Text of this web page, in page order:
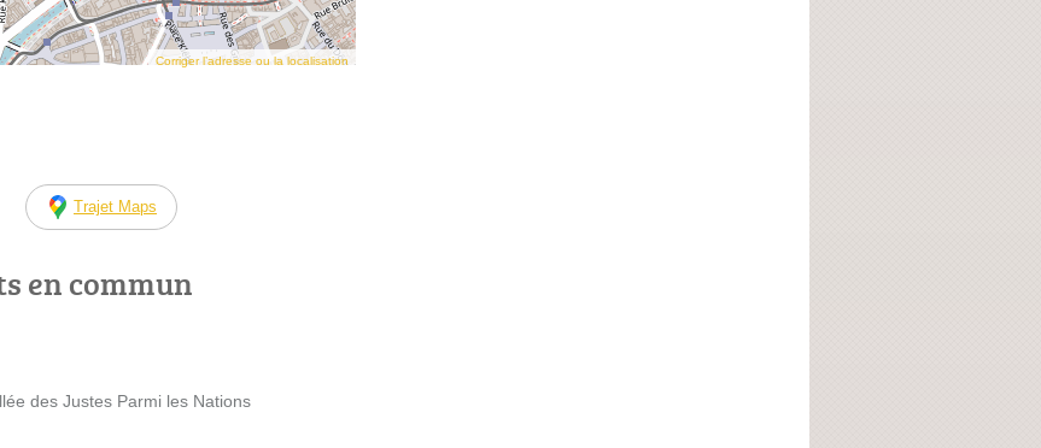
Corriger l’adresse ou la localisation
Trajet Maps
en commun
des Justes Parmi les Nations